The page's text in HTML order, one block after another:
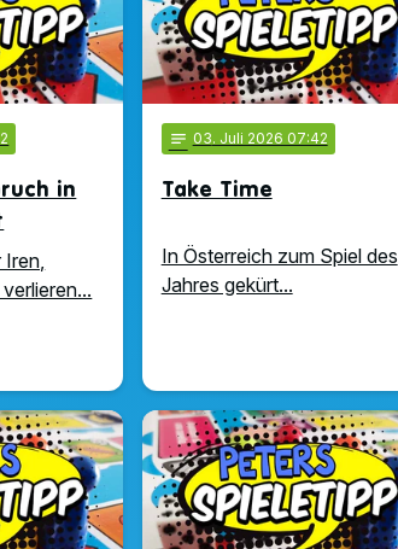
in
notes 03. Juli 2026 07:42
Take Time
In Österreich zum Spiel des
Jahres gekürt...